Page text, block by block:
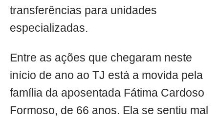
transferências para unidades
especializadas.
Entre as ações que chegaram neste
início de ano ao TJ está a movida pela
família da aposentada Fátima Cardoso
Formoso, de 66 anos. Ela se sentiu mal